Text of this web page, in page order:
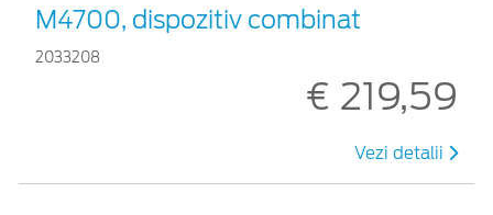
M4700, dispozitiv combinat
2033208
€ 219,59
Vezi detalii